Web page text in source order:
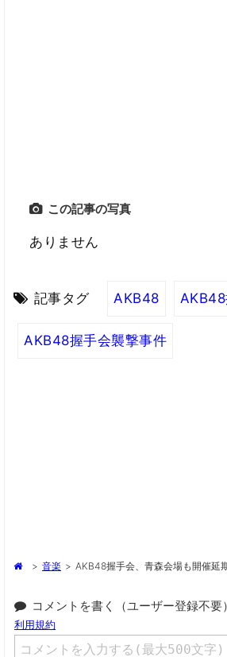
この記事の写真
ありません
記事タグ AKB48
AKB48握手会襲撃事件
> 音楽 > AKB48握手会、青森会場も開催延
コメントを書く（ユーザー登録不要）